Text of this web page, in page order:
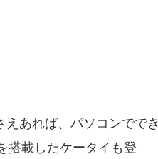
あれば、パソコンででき
搭載したケータイも登